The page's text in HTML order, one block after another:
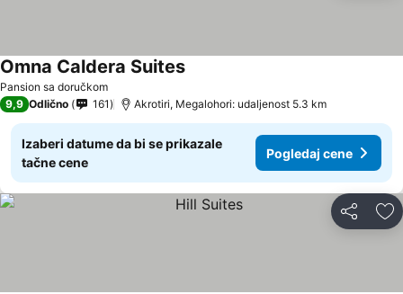
Pansion sa doručkom
Omna Caldera Suites
9,9 Odlično 161 Akrotiri, Megalohori: udaljenost 5.3 km
Izaberi datume da bi se prikazale
tačne cene
Pogledaj cene
Deli